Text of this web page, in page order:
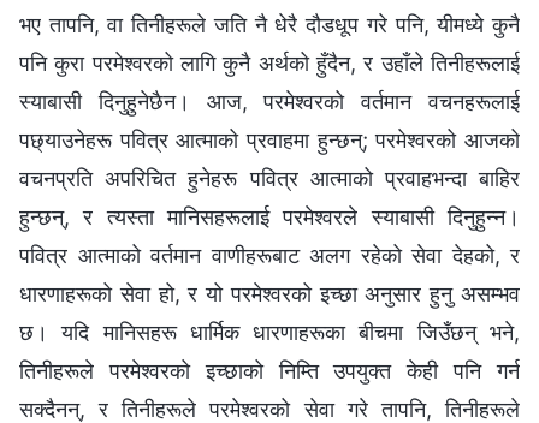
भए तापनि, वा तिनीहरूले जति नै धेरै दौडधूप गरे पनि, यीमध्ये कुनै
पनि कुरा परमेश्‍वरको लागि कुनै अर्थको हुँदैन, र उहाँले तिनीहरूलाई
स्याबासी दिनुहुनेछैन। आज, परमेश्‍वरको वर्तमान वचनहरूलाई
पछ्याउनेहरू पवित्र आत्माको प्रवाहमा हुन्छन्; परमेश्‍वरको आजको
वचनप्रति अपरिचित हुनेहरू पवित्र आत्माको प्रवाहभन्दा बाहिर
हुन्छन्, र त्यस्ता मानिसहरूलाई परमेश्‍वरले स्याबासी दिनुहुन्‍न।
पवित्र आत्माको वर्तमान वाणीहरूबाट अलग रहेको सेवा देहको, र
धारणाहरूको सेवा हो, र यो परमेश्‍वरको इच्‍छा अनुसार हुनु असम्‍भव
छ। यदि मानिसहरू धार्मिक धारणाहरूका बीचमा जिउँछन् भने,
तिनीहरूले परमेश्‍वरको इच्‍छाको निम्ति उपयुक्त केही पनि गर्न
सक्दैनन्, र तिनीहरूले परमेश्‍वरको सेवा गरे तापनि, तिनीहरूले